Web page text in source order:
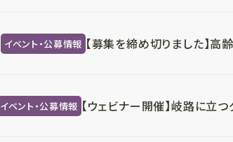
イベント・公募情報 【募集を締め切りました】
イベント・公募情報 【ウェビナー開催】岐路に立